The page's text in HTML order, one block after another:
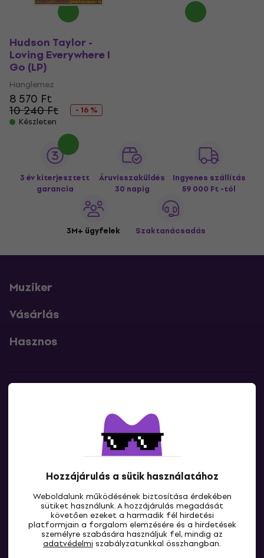
Hozzájárulás a sütik használatához
Weboldalunk működésének biztosítása érdekében
sütiket használunk. A hozzájárulás megadását
követően ezeket a harmadik fél hirdetési
platformjain a forgalom elemzésére és a hirdetések
személyre szabására használjuk fel, mindig az
adatvédelmi szabályzatunkkal összhangban.
Hudson Taylor -
Loving Everywhere I
Go (LP)
Hanglemez
8 570 Ft
10 240 Ft
- 16 %
Készleten
3 év kiterjesztett
garancia
Áruvisszaküldés
30 napig
Ingyenes szállítás
59 000 Ft -tól
3M+ ügyfelek Szaktanácsadás
Muziker
Vásárlás
Hasznos
Lépj kapcsolatba velünk
HU